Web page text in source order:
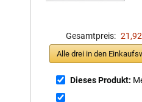
Gesamtpreis:
Alle drei in den
Dieses Produkt: